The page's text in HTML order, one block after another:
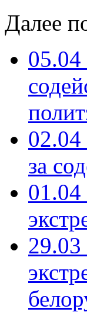
Далее
05.04
02.04
за
29.03